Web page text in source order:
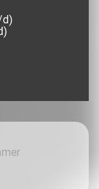
d)